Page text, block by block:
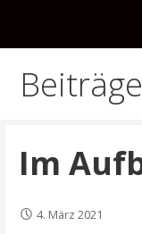
AWO
Sachsen
Beiträge
Im
4. März 2021